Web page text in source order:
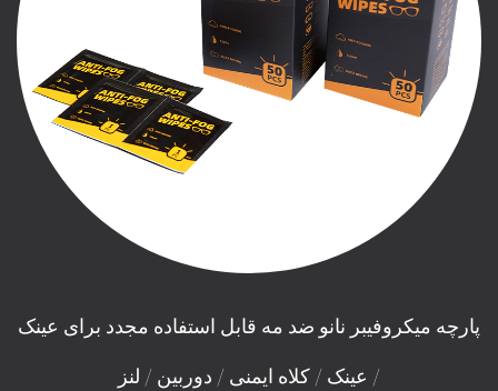
پارچه میکروفیبر نانو ضد مه قابل استفاده مجدد برای عینک
/ عینک / کلاه ایمنی / دوربین / لنز